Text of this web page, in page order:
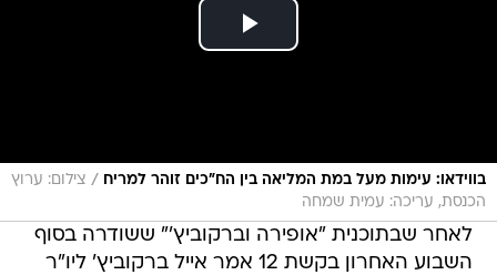
בווידאו: עימות מעל במת המליאה בין הח"כים זוהר למריח / צילום: ערוץ
הכנסת, עריכה: עמית שמחה
לאחר שבתוכנית "אופירה וברקוביץ'" ששודרה בסוף
השבוע האחרון בקשת 12 אמר אייל ברקוביץ' ליו"ר